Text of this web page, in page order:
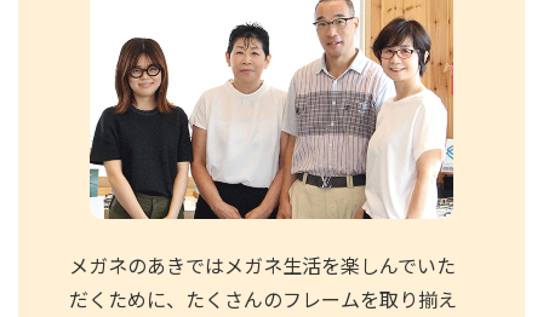
メガネのあきではメガネ生活を楽しんでいた
だくために、たくさんのフレームを取り揃え